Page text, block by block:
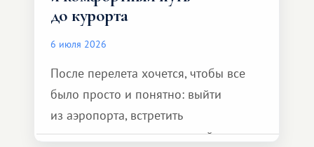
до курорта
6 июля 2026
После перелета хочется, чтобы все
было просто и понятно: выйти
из аэропорта, встретить
представителя транспортной